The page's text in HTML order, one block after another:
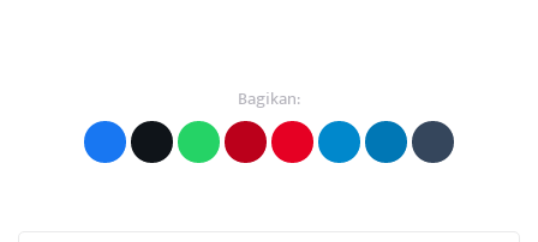
Bagikan: